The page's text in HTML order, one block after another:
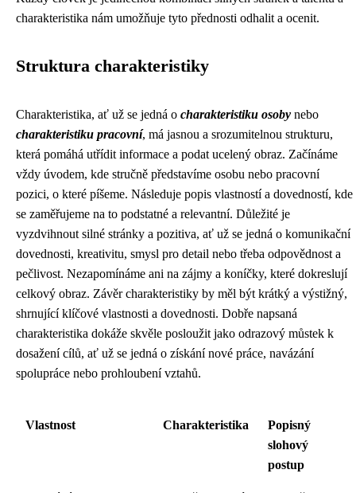
charakteristika nám umožňuje tyto přednosti odhalit a ocenit.
Struktura charakteristiky
Charakteristika, ať už se jedná o charakteristiku osoby nebo
charakteristiku pracovní, má jasnou a srozumitelnou strukturu,
která pomáhá utřídit informace a podat ucelený obraz. Začínáme
vždy úvodem, kde stručně představíme osobu nebo pracovní
pozici, o které píšeme. Následuje popis vlastností a dovedností, kde
se zaměřujeme na to podstatné a relevantní. Důležité je
vyzdvihnout silné stránky a pozitiva, ať už se jedná o komunikační
dovednosti, kreativitu, smysl pro detail nebo třeba odpovědnost a
pečlivost. Nezapomínáme ani na zájmy a koníčky, které dokreslují
celkový obraz. Závěr charakteristiky by měl být krátký a výstižný,
shrnující klíčové vlastnosti a dovednosti. Dobře napsaná
charakteristika dokáže skvěle posloužit jako odrazový můstek k
dosažení cílů, ať už se jedná o získání nové práce, navázání
spolupráce nebo prohloubení vztahů.
Vlastnost Charakteristika
Popisný
slohový
postup